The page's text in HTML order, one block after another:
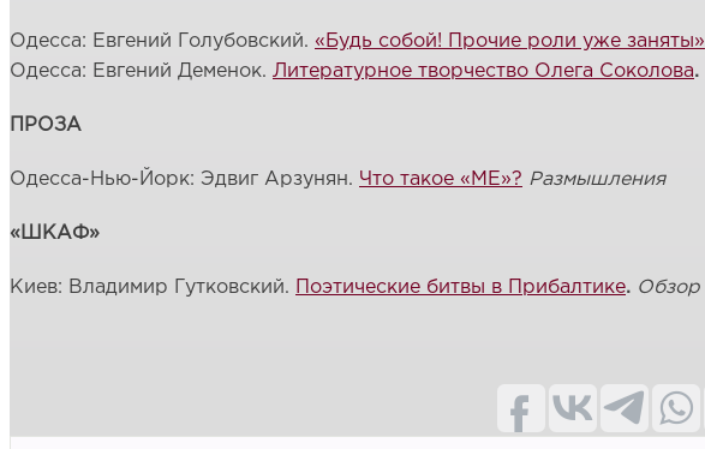
Одесса: Евгений Голубовский. «Будь собой! Прочие роли уже заняты»
Одесса: Евгений Деменок. Литературное творчество Олега Соколова.
ПРОЗА
Одесса-Нью-Йорк: Эдвиг Арзунян. Что такое «МЕ»? Размышления
«ШКАФ»
Киев: Владимир Гутковский. Поэтические битвы в Прибалтике. Обзор